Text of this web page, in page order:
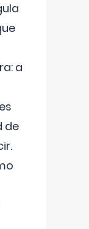
a
de